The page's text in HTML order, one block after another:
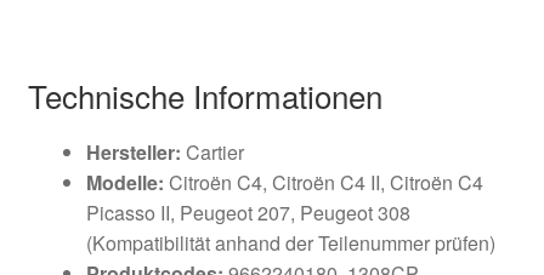
Technische Informationen
Hersteller: Cartier
Modelle: Citroën C4, Citroën C4 II, Citroën C4
Picasso II, Peugeot 207, Peugeot 308
(Kompatibilität anhand der Teilenummer prüfen)